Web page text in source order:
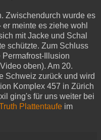
Zwischendurch wurde es
meinte es ziehe wohl
mit Jacke und Schal
schützte. Zum Schluss
Illusion
oben). Am 20.
Schweiz zurück und wird
Komplex 457 in Zürich
ging's für uns weiter bei
Plattentaufe im